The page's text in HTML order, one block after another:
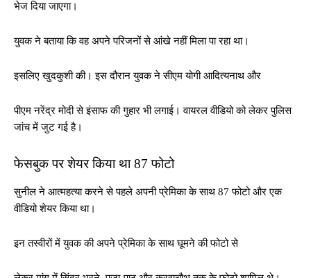
भेज दिया जाएगा।
युवक ने बताया कि वह अपने परिजनों से आंखे नहीं मिला पा रहा था।
इसलिए खुदकुशी की। इस दौरान युवक ने सीएम योगी आदित्यनाथ और
पीएम नरेंद्र मोदी से इंसाफ की गुहार भी लगाई। वायरल वीडियो को लेकर पुलिस
जांच में जुट गई है।
फेसबुक पर शेयर किया था 87 फोटो
सुनील ने आत्महत्या करने से पहले अपनी प्रेमिका के साथ 87 फोटो और एक
वीडियो शेयर किया था।
इन तस्वीरों में युवक की अपने प्रेमिका के साथ घूमने की फोटो से